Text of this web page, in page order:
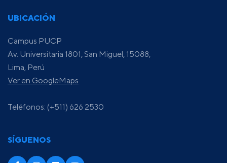
UBICACIÓN
Campus PUCP
Av. Universitaria 1801, San Miguel, 15088,
Lima, Perú
Ver en GoogleMaps
Teléfonos: (+511) 626 2530
SÍGUENOS